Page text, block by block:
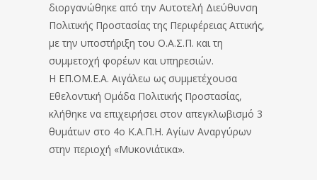
διοργανώθηκε από την Αυτοτελή Διεύθυνση
Πολιτικής Προστασίας της Περιφέρειας Αττικής,
με την υποστήριξη του Ο.Α.Σ.Π. και τη
συμμετοχή φορέων και υπηρεσιών.
Η ΕΠ.ΟΜ.Ε.Α. Αιγάλεω ως συμμετέχουσα
Εθελοντική Ομάδα Πολιτικής Προστασίας,
κλήθηκε να επιχειρήσει στον απεγκλωβισμό 3
θυμάτων στο 4ο Κ.Α.Π.Η. Αγίων Αναργύρων
στην περιοχή «Μυκονιάτικα».